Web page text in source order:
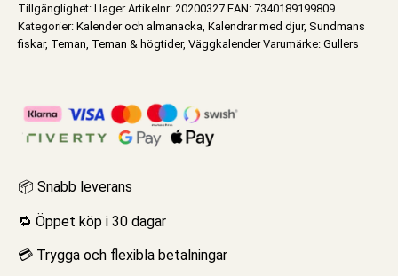
Tillgänglighet: I lager Artikelnr: 20200327 EAN: 7340189199809
Kategorier: Kalender och almanacka Kalendrar med djur, Sundmans
fiskar, Teman Teman & högtider, Väggkalender Varumärke: Gullers
📦 Snabb leverans
🔁 Öppet köp i 30 dagar
💳 Trygga och flexibla betalningar